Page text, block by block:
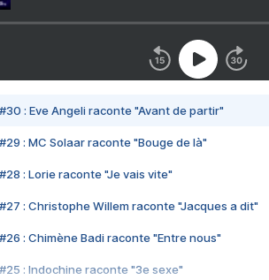
#30 : Eve Angeli raconte "Avant de partir"
#29 : MC Solaar raconte "Bouge de là"
#28 : Lorie raconte "Je vais vite"
#27 : Christophe Willem raconte "Jacques a dit"
#26 : Chimène Badi raconte "Entre nous"
#25 : Indochine raconte "3e sexe"